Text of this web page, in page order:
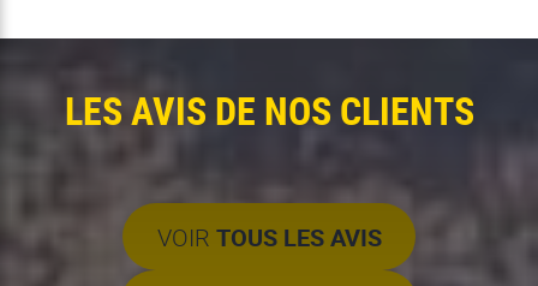
LES AVIS DE NOS CLIENTS
VOIR TOUS LES AVIS